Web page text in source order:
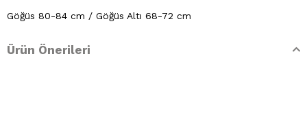
Göğüs 80-84 cm / Göğüs Altı 68-72 cm
Ürün Önerileri